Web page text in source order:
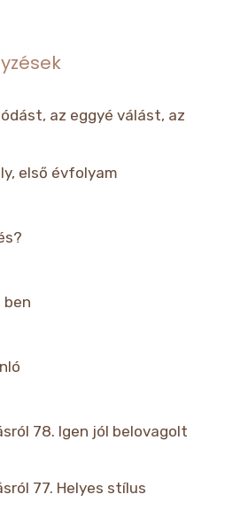
az eggyé válást, az
első évfolyam
ben
78. Igen jól belovagolt
77. Helyes stílus